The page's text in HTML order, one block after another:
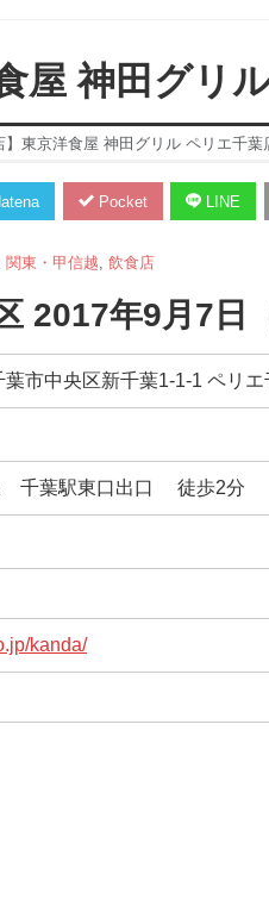
屋 神田グリ
】東京洋食屋 神田グリル ペリエ千葉
Pocket LINE
関東・甲信越 飲食店
2017年9月7日
市中央区新千葉1-1-1 ペリ
千葉駅東口出口 徒歩2分
kanda/